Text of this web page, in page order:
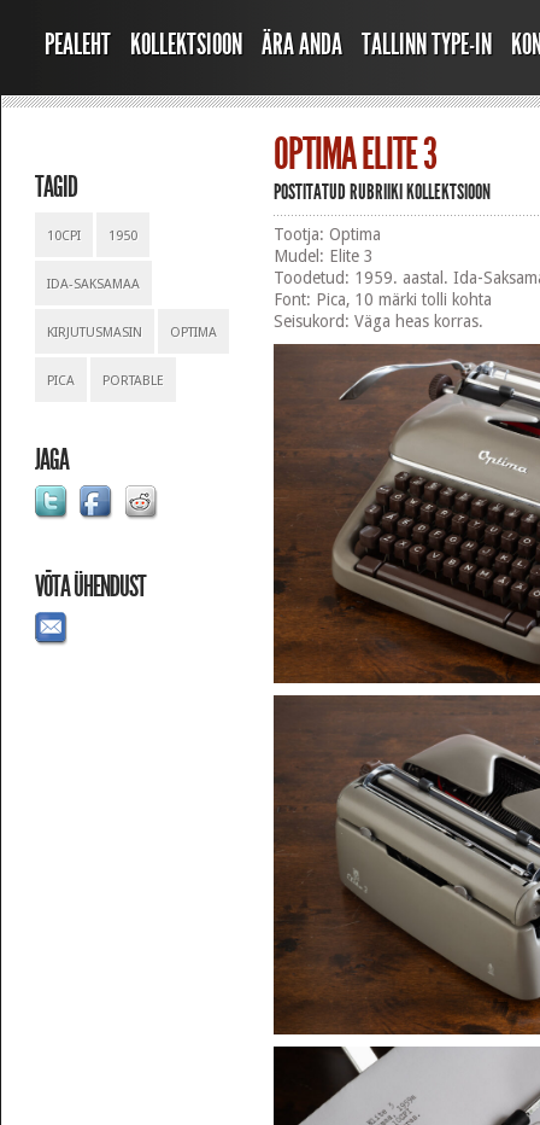
PEALEHT KOLLEKTSIOON ÄRA ANDA TALLINN TYPE-IN
TAGID
10CPI 1950
IDA-SAKSAMAA
KIRJUTUSMASIN OPTIMA
PICA PORTABLE
JAGA
VÕTA ÜHENDUST
OPTIMA ELITE 3
POSTITATUD RUBRIIKIKOLLEKTSIOON
Tootja: Optima
Mudel: Elite 3
Toodetud: 1959. aastal. Ida-
Font: Pica, 10 märki tolli kohta
Seisukord: Väga heas korras.